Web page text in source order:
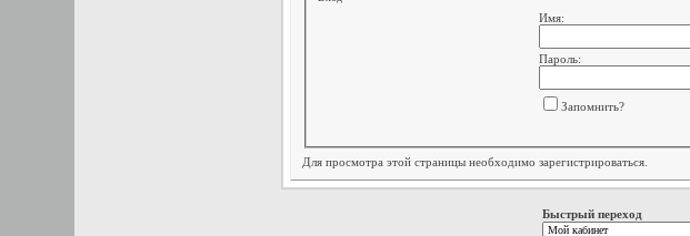
Имя:
Пароль:
Запомнить?
Для просмотра этой страницы необходимо зарегистрироваться.
Быстрый переход